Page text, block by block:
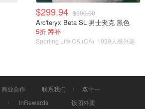
$299.94 $600.00
Arc'teryx Beta SL 男士夹克 黑色
5折 蹲补
Sporting Life CA (CA) 1039人感兴趣
商业合作 联系我们
双十一
InRewards
饭团外卖